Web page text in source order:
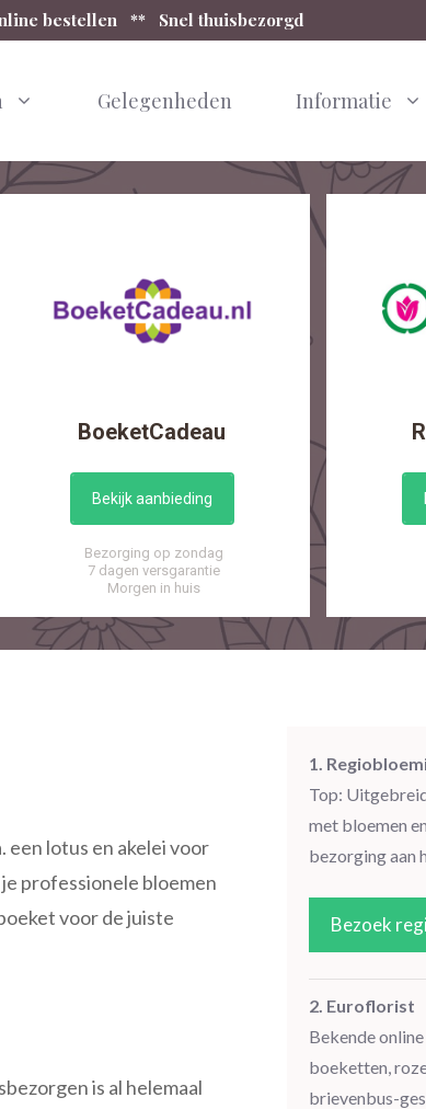
bestellen ** Snel thuisbezorgd
Gelegenheden Informatie
BoeketCadeau
Bekijk aanbieding
Bezorging op zondag
7 dagen versgarantie
Morgen in huis
een lotus en akelei voor
professionele bloemen
voor de juiste
is al helemaal
1.
Top:
met bloemen
bezorging aan
Bezoek
2. Euroflorist
Bekende
boeketten,
brievenbus-